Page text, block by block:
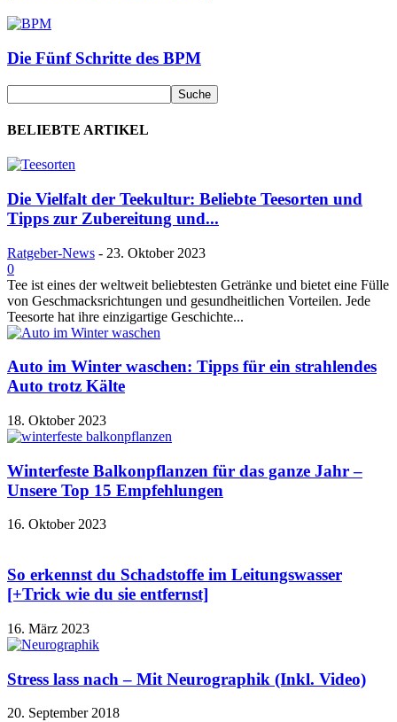
Die Fünf Schritte des BPM
BELIEBTE ARTIKEL
Die Vielfalt der Teekultur: Beliebte Teesorten und
Tipps zur Zubereitung und...
Ratgeber-News - 23. Oktober 2023
0
Tee ist eines der weltweit beliebtesten Getränke und bietet eine Fülle
von Geschmacksrichtungen und gesundheitlichen Vorteilen. Jede
Teesorte hat ihre einzigartige Geschichte...
Auto im Winter waschen: Tipps für ein strahlendes
Auto trotz Kälte
18. Oktober 2023
Winterfeste Balkonpflanzen für das ganze Jahr –
Unsere Top 15 Empfehlungen
16. Oktober 2023
So erkennst du Schadstoffe im Leitungswasser
[+Trick wie du sie entfernst]
16. März 2023
Stress lass nach – Mit Neurographik (Inkl. Video)
20. September 2018